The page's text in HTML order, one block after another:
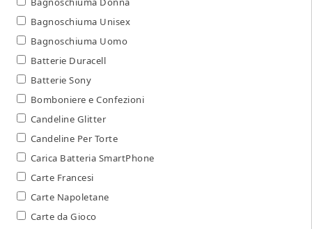
Bagnoschiuma Unisex
Bagnoschiuma Uomo
Batterie Duracell
Batterie Sony
Bomboniere e Confezioni
Candeline Glitter
Candeline Per Torte
Carica Batteria SmartPhone
Carte Francesi
Carte Napoletane
Carte da Gioco